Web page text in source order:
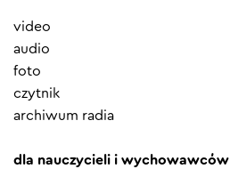
video
audio
foto
czytnik
archiwum radia
dla nauczycieli i wychowawców